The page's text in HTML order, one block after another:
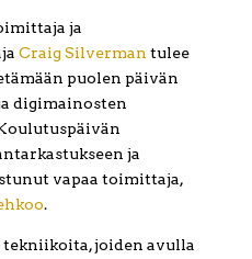
ja
Craig Silverman tulee
puolen päivän
digimainosten
ja
vapaa toimittaja,
.
tekniikoita, joiden avulla